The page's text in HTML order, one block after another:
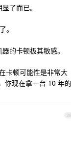
了而已。
。
的卡顿极其敏感。
卡顿可能性是非常大
你现在拿一台 10 年的
28